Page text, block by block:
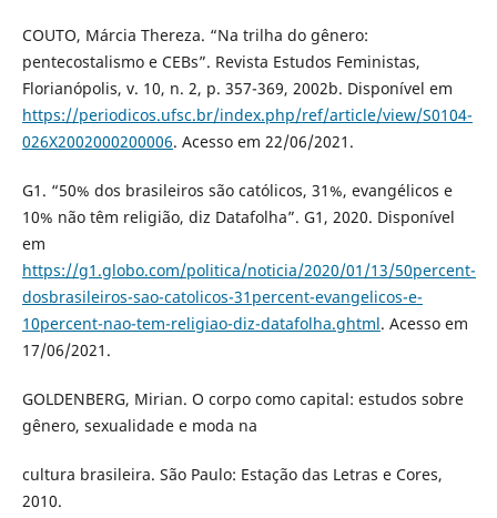
COUTO, Márcia Thereza. “Na trilha do gênero:
pentecostalismo e CEBs”. Revista Estudos Feministas,
Florianópolis, v. 10, n. 2, p. 357-369, 2002b. Disponível em
https://periodicos.ufsc.br/index.php/ref/article/view/S0104-
026X2002000200006. Acesso em 22/06/2021.
G1. “50% dos brasileiros são católicos, 31%, evangélicos e
10% não têm religião, diz Datafolha”. G1, 2020. Disponível
em
https://g1.globo.com/politica/noticia/2020/01/13/50percent-
dosbrasileiros-sao-catolicos-31percent-evangelicos-e-
10percent-nao-tem-religiao-diz-datafolha.ghtml. Acesso em
17/06/2021.
GOLDENBERG, Mirian. O corpo como capital: estudos sobre
gênero, sexualidade e moda na
cultura brasileira. São Paulo: Estação das Letras e Cores,
2010.